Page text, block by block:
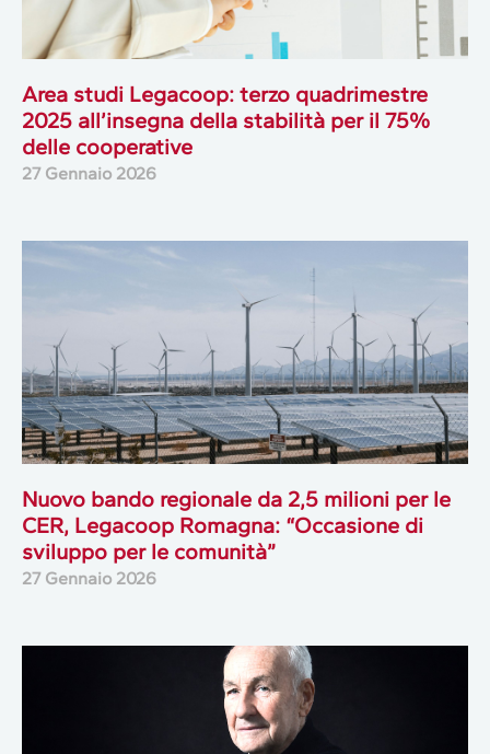
Area studi Legacoop: terzo quadrimestre
2025 all’insegna della stabilità per il 75%
delle cooperative
27 Gennaio 2026
Nuovo bando regionale da 2,5 milioni per le
CER, Legacoop Romagna: “Occasione di
sviluppo per le comunità”
27 Gennaio 2026